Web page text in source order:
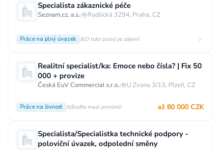
Specialista zákaznické péče
Seznam.cz, a.s.| Radlická 3294, Praha, CZ
Práce na plný úvazek O tuto pozici je zájem!
Realitní specialist/ka: Emoce nebo čísla? | Fix 50
000 + provize
Česká EuV Commercial s.r.o.| U Zvonu 3/13, Plzeň, CZ
Práce na živnost Buďte mezi prvními! až 80 000 CZK
Specialista/Specialistka technické podpory -
poloviční úvazek, odpolední směny